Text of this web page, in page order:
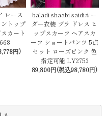
レース
トップ
カート
円)
baladi shaabi saidiオー
ダー衣装 ブラ ドレス ヒ
ップスカーフ ヘアスカ
ーフ ショートパンツ 5点
セット ローズピンク 色
指定可能 LY2753
89,800円(税込98,780円)